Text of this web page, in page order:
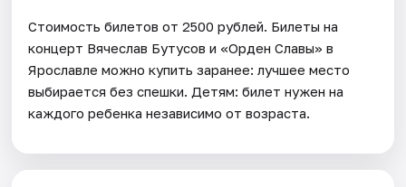
Стоимость билетов от 2500 рублей. Билеты на
концерт Вячеслав Бутусов и «Орден Славы» в
Ярославле можно купить заранее: лучшее место
выбирается без спешки. Детям: билет нужен на
каждого ребенка независимо от возраста.